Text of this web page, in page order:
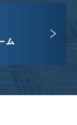
ム